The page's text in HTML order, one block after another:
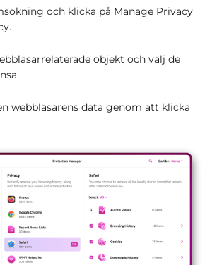
och klicka på Manage Privacy
objekt och välj de
webbläsarens data genom att klicka